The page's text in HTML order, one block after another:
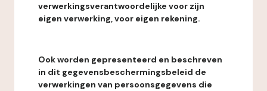
verwerkingsverantwoordelijke voor zijn
eigen verwerking, voor eigen rekening.
Ook worden gepresenteerd en beschreven
in dit gegevensbeschermingsbeleid de
verwerkingen van persoonsgegevens die